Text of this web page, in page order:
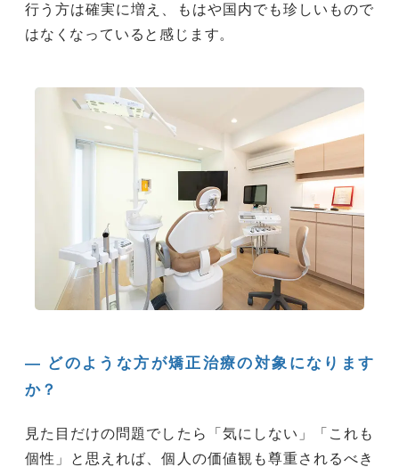
行う方は確実に増え、もはや国内でも珍しいもので
はなくなっていると感じます。
― どのような方が矯正治療の対象になります
か？
見た目だけの問題でしたら「気にしない」「これも
個性」と思えれば、個人の価値観も尊重されるべき